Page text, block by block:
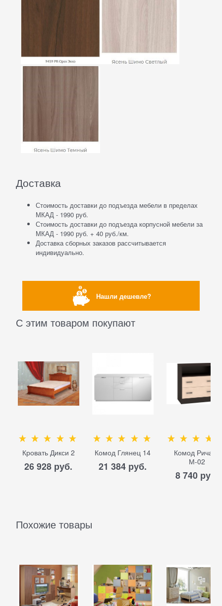
Доставка
Стоимость доставки до подъезда мебели в пределах
МКАД - 1990 руб.
Стоимость доставки до подъезда корпусной мебели за
МКАД - 1990 руб. + 40 руб./км.
Доставка сборных заказов рассчитывается
индивидуально.
Нашли дешевле?
С этим товаром покупают
Кровать Дикси 2
26 928 руб.
Комод Глянец 14
21 384 руб.
Комод Ричард
М-02
8 740 руб.
Похожие товары